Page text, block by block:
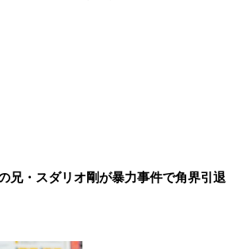
兄・スダリオ剛が暴力事件で角界引退